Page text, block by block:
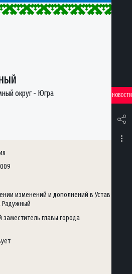
округ - Югра НОВОСТИ
изменений и дополнений в Устав
Радужный
заместитель главы города